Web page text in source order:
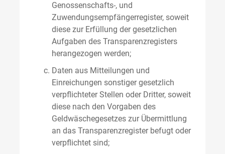
Genossenschafts-, und
Zuwendungsempfängerregister, soweit
diese zur Erfüllung der gesetzlichen
Aufgaben des Transparenzregisters
herangezogen werden;
Daten aus Mitteilungen und
Einreichungen sonstiger gesetzlich
verpflichteter Stellen oder Dritter, soweit
diese nach den Vorgaben des
Geldwäschegesetzes zur Übermittlung
an das Transparenzregister befugt oder
verpflichtet sind;